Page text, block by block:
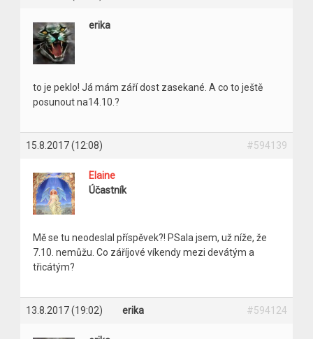
erika
to je peklo! Já mám září dost zasekané. A co to ještě
posunout na14.10.?
15.8.2017 (12:08) #594139
Elaine
Účastník
Mě se tu neodeslal příspěvek?! PSala jsem, už níže, že
7.10. nemůžu. Co záříjové víkendy mezi devátým a
třicátým?
13.8.2017 (19:02) erika #594124